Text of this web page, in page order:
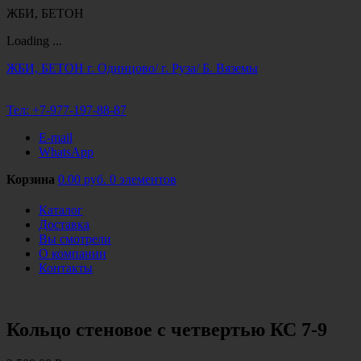
ЖБИ, БЕТОН
Loading ...
Перейти
ЖБИ, БЕТОН г. Одинцово/ г. Руза/ Б. Вяземы
Тел: +7-977-197-88-87
E-mail
WhatsApp
Корзина 0.00 руб. 0 элементов
Каталог
Доставка
Вы смотрели
О компании
Контакты
Кольцо стеновое с четвертью КС 7-9